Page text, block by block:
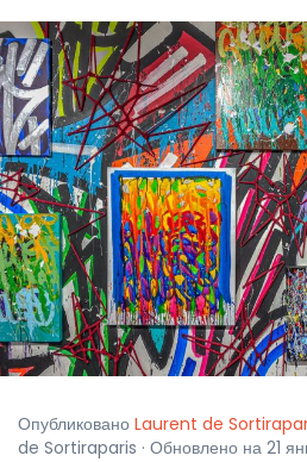
Опубликовано Laurent de
de Sortiraparis · Обновлено на 21